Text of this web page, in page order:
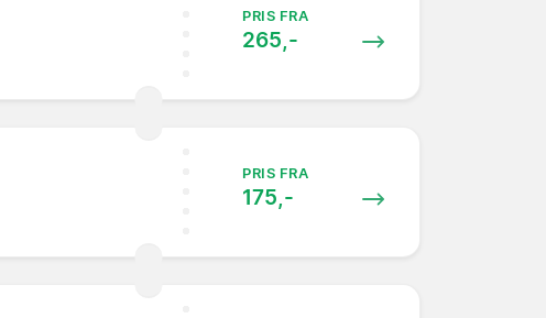
PRIS FRA
265,-
PRIS FRA
175,-